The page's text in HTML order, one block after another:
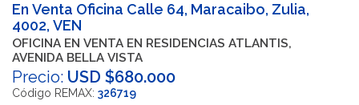
En Venta Oficina Calle 64, Maracaibo, Zulia,
4002, VEN
OFICINA EN VENTA EN RESIDENCIAS ATLANTIS,
AVENIDA BELLA VISTA
Precio: USD $680.000
Código REMAX: 326719